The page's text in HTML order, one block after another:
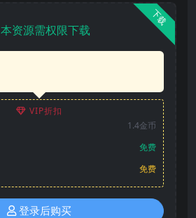
下载
本资源需权限下载
VIP折扣
1.4金币
免费
免费
登录后购买